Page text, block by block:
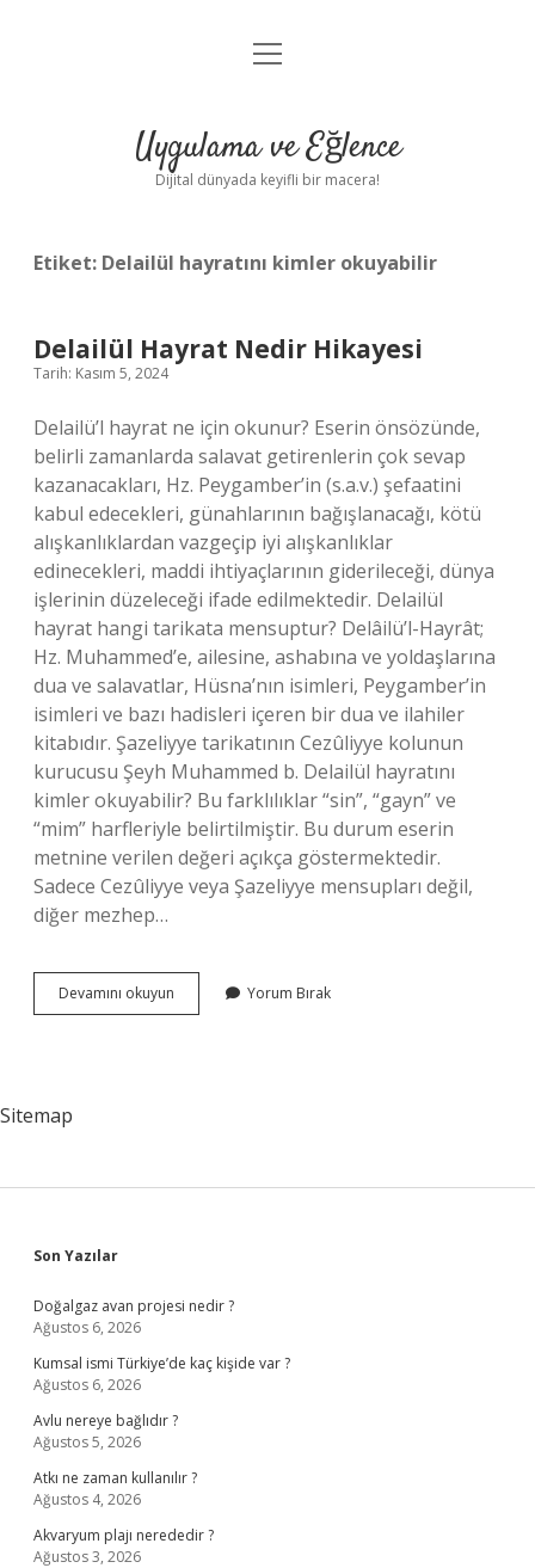
Anasayfa
Yasal Uyarı
menüyü
Uygulama ve Eğlence
Dijital dünyada keyifli bir macera!
Etiket: Delailül hayratını kimler okuyabilir
Delailül Hayrat Nedir Hikayesi
Tarih: Kasım 5, 2024
Delailü’l hayrat ne için okunur? Eserin önsözünde,
belirli zamanlarda salavat getirenlerin çok sevap
kazanacakları, Hz. Peygamber’in (s.a.v.) şefaatini
kabul edecekleri, günahlarının bağışlanacağı, kötü
alışkanlıklardan vazgeçip iyi alışkanlıklar
edinecekleri, maddi ihtiyaçlarının giderileceği, dünya
işlerinin düzeleceği ifade edilmektedir. Delailül
hayrat hangi tarikata mensuptur? Delâilü’l-Hayrât;
Hz. Muhammed’e, ailesine, ashabına ve yoldaşlarına
dua ve salavatlar, Hüsna’nın isimleri, Peygamber’in
isimleri ve bazı hadisleri içeren bir dua ve ilahiler
kitabıdır. Şazeliyye tarikatının Cezûliyye kolunun
kurucusu Şeyh Muhammed b. Delailül hayratını
kimler okuyabilir? Bu farklılıklar “sin”, “gayn” ve
“mim” harfleriyle belirtilmiştir. Bu durum eserin
metnine verilen değeri açıkça göstermektedir.
Sadece Cezûliyye veya Şazeliyye mensupları değil,
diğer mezhep…
Devamını okuyun
Hayrat
Yorum Bırak
Sitemap
Sidebar
Son Yazılar
Doğalgaz avan projesi nedir ?
Ağustos 6, 2026
Kumsal ismi Türkiye’de kaç kişide var ?
Ağustos 6, 2026
Avlu nereye bağlıdır ?
Ağustos 5, 2026
Atkı ne zaman kullanılır ?
Ağustos 4, 2026
Akvaryum plajı nerededir ?
Ağustos 3, 2026